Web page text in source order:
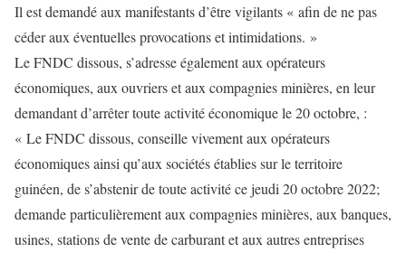
Il est demandé aux manifestants d’être vigilants « afin de ne pas
céder aux éventuelles provocations et intimidations. »
Le FNDC dissous, s’adresse également aux opérateurs
économiques, aux ouvriers et aux compagnies minières, en leur
demandant d’arrêter toute activité économique le 20 octobre, :
« Le FNDC dissous, conseille vivement aux opérateurs
économiques ainsi qu’aux sociétés établies sur le territoire
guinéen, de s’abstenir de toute activité ce jeudi 20 octobre 2022;
demande particulièrement aux compagnies minières, aux banques,
usines, stations de vente de carburant et aux autres entreprises